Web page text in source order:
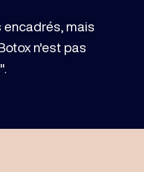
mais
n'est pas